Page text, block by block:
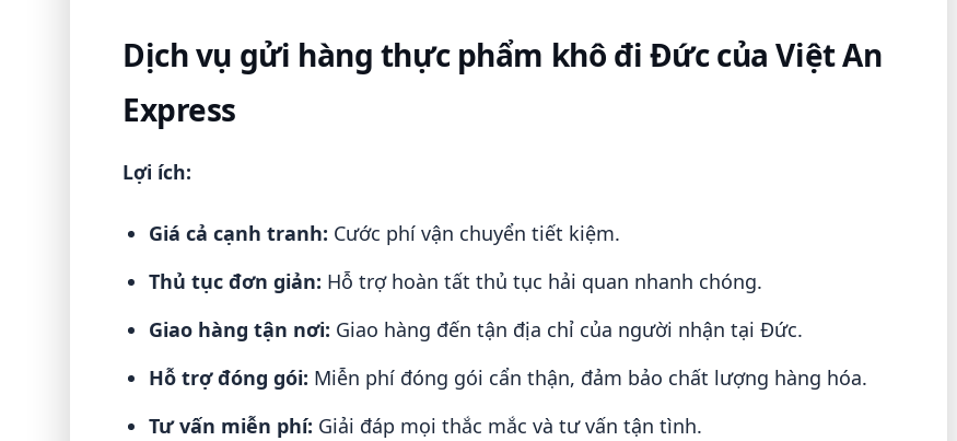
Dịch vụ gửi hàng thực phẩm khô đi Đức của Việt An
Express
Lợi ích:
Giá cả cạnh tranh: Cước phí vận chuyển tiết kiệm.
Thủ tục đơn giản: Hỗ trợ hoàn tất thủ tục hải quan nhanh chóng.
Giao hàng tận nơi: Giao hàng đến tận địa chỉ của người nhận tại Đức.
Hỗ trợ đóng gói: Miễn phí đóng gói cẩn thận, đảm bảo chất lượng hàng hóa.
Tư vấn miễn phí: Giải đáp mọi thắc mắc và tư vấn tận tình.